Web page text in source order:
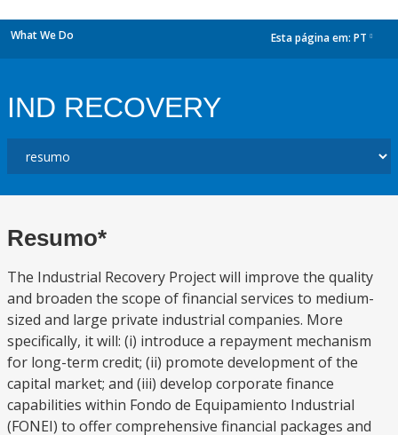
What We Do Esta página em: PT
IND RECOVERY
Resumo*
The Industrial Recovery Project will improve the quality
and broaden the scope of financial services to medium-
sized and large private industrial companies. More
specifically, it will: (i) introduce a repayment mechanism
for long-term credit; (ii) promote development of the
capital market; and (iii) develop corporate finance
capabilities within Fondo de Equipamiento Industrial
(FONEI) to offer comprehensive financial packages and